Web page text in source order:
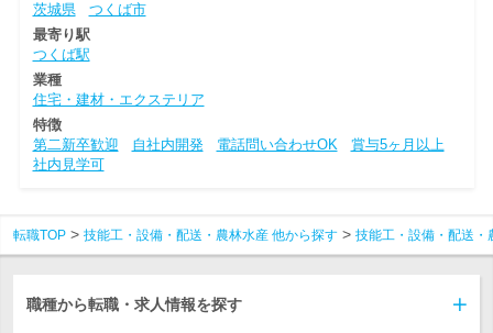
茨城県
つくば市
最寄り駅
つくば駅
業種
住宅・建材・エクステリア
特徴
第二新卒歓迎
自社内開発 電話問い合わせOK
賞与5ヶ月以上
社内見学可
転職TOP 技能工・設備・配送・農林水産 他から探す 技能工・設備・配送・
職種から転職・求人情報を探す